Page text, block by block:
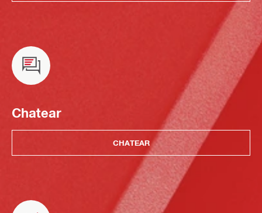
Chatear
CHATEAR